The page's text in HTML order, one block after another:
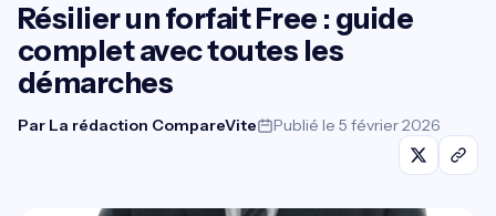
Résilier un forfait Free : guide
complet avec toutes les
démarches
Par La rédaction CompareVite Publié le 5 février 2026